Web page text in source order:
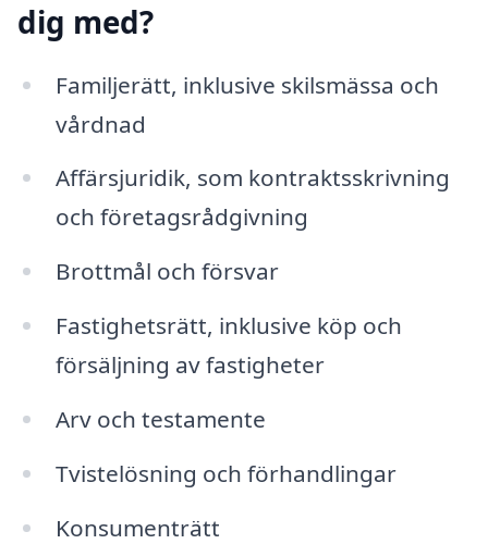
dig med?
Familjerätt, inklusive skilsmässa och
vårdnad
Affärsjuridik, som kontraktsskrivning
och företagsrådgivning
Brottmål och försvar
Fastighetsrätt, inklusive köp och
försäljning av fastigheter
Arv och testamente
Tvistelösning och förhandlingar
Konsumenträtt